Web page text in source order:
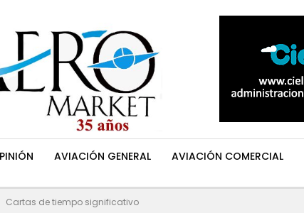
AVIACIÓN GENERAL AVIACIÓN COMERCIAL
Cartas de tiempo significativo